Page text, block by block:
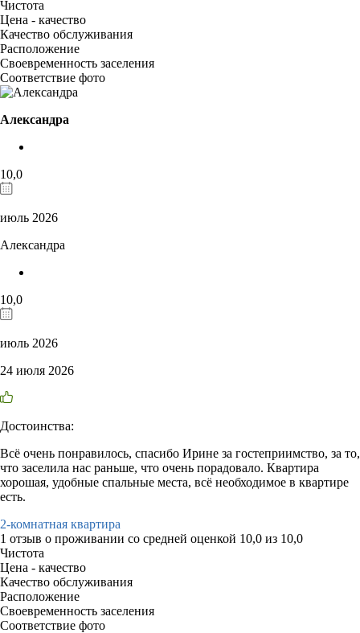
Чистота
Цена - качество
Качество обслуживания
Расположение
Своевременность заселения
Соответствие фото
Александра
10,0
июль 2026
Александра
10,0
июль 2026
24 июля 2026
Достоинства:
Всë очень понравилось, спасибо Ирине за гостеприимство, за то,
что заселила нас раньше, что очень порадовало. Квартира
хорошая, удобные спальные места, всë необходимое в квартире
есть.
2-комнатная квартира
1 отзыв о проживании со средней оценкой 10,0 из 10,0
Чистота
Цена - качество
Качество обслуживания
Расположение
Своевременность заселения
Соответствие фото